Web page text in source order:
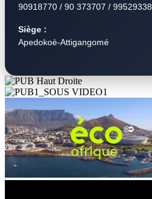
90918770 / 90 373707 / 99529338
Siège :
Apedokoè-Attigangomé